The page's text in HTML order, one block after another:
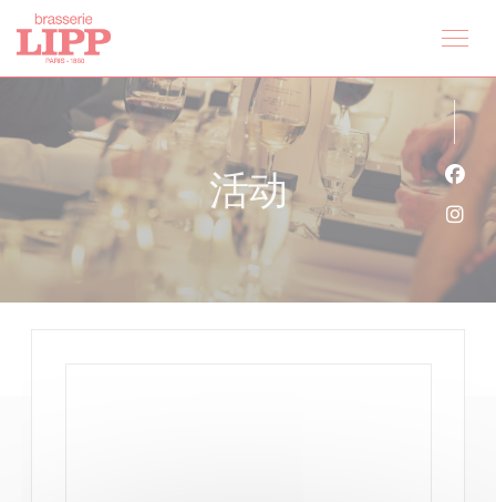
Cookie管理面板
活动